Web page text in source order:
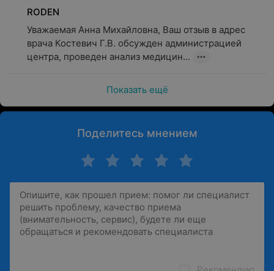
RODEN
Уважаемая Анна Михайловна, Ваш отзыв в адрес
врача Костевич Г.В. обсужден администрацией
центра, проведен анализ медицин...
Показать ещё
Поделитесь мнением